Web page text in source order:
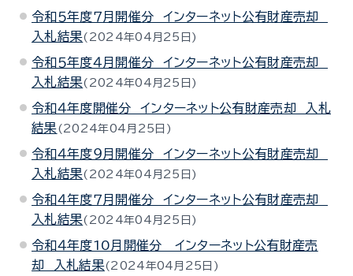
令和５年度７月開催分 インターネット公有財産売却
入札結果
2024年04月25日
令和５年度４月開催分 インターネット公有財産売却
入札結果
2024年04月25日
令和４年度開催分 インターネット公有財産売却 入札
結果
2024年04月25日
令和４年度９月開催分 インターネット公有財産売却
入札結果
2024年04月25日
令和４年度７月開催分 インターネット公有財産売却
入札結果
2024年04月25日
令和４年度10月開催分 インターネット公有財産売
却 入札結果 2024年04月25日